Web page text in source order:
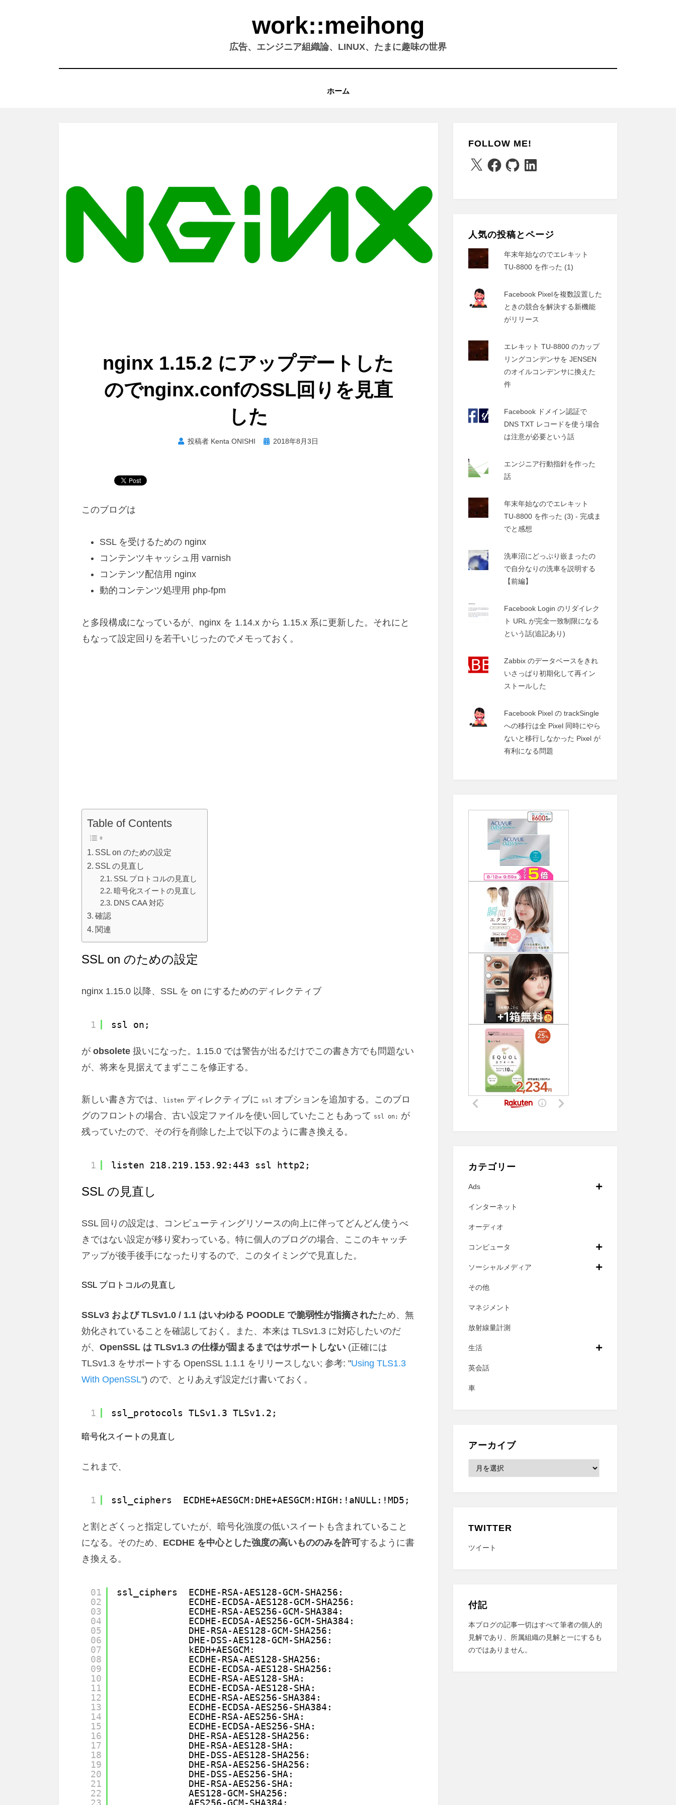
work::meihong
広告、エンジニア組織論、LINUX、たまに趣味の世界
ホーム
nginx 1.15.2 にアップデートした
のでnginx.confのSSL回りを見直
した
投稿者 Kenta ONISHI
投 2018年8月3日
このブログは
SSL を受けるための nginx
コンテンツキャッシュ用 varnish
コンテンツ配信用 nginx
動的コンテンツ処理用 php-fpm
と多段構成になっているが、nginx を 1.14.x から 1.15.x 系に更新した。それにと
もなって設定回りを若干いじったのでメモっておく。
Table of Contents
SSL on のための設定
SSL の見直し
SSL プロトコルの見直し
暗号化スイートの見直し
DNS CAA 対応
確認
関連
SSL on のための設定
nginx 1.15.0 以降、SSL を on にするためのディレクティブ
1 ssl on;
が obsolete 扱いになった。1.15.0 では警告が出るだけでこの書き方でも問題ない
が、将来を見据えてまずここを修正する。
新しい書き方では、 listen ディレクティブに ssl
オプションを追加する。このブロ
グのフロントの場合、古い設定ファイルを使い回していたこともあって ssl on; が
残っていたので、その行を削除した上で以下のように書き換える。
1 listen 218.219.153.92:443 ssl http2;
SSL の見直し
SSL 回りの設定は、コンピューティングリソースの向上に伴ってどんどん使うべ
きではない設定が移り変わっている。特に個人のブログの場合、ここのキャッチ
アップが後手後手になったりするので、このタイミングで見直した。
SSL プロトコルの見直し
SSLv3 および TLSv1.0 / 1.1 はいわゆる POODLE で脆弱性が指摘されたため、無
効化されていることを確認しておく。また、本来は TLSv1.3 に対応したいのだ
が、 OpenSSL は TLSv1.3 の仕様が固まるまではサポートしない (正確には
TLSv1.3 をサポートする OpenSSL 1.1.1 をリリースしない; 参考: "Using TLS1.3
With OpenSSL") ので、とりあえず設定だけ書いておく。
1 ssl_protocols TLSv1.3 TLSv1.2;
暗号化スイートの見直し
これまで、
1 ssl_ciphers  ECDHE+AESGCM:DHE+AESGCM:HIGH:!aNULL:!MD5;
と割とざくっと指定していたが、暗号化強度の低いスイートも含まれていること
になる。そのため、 ECDHE を中心とした強度の高いもののみを許可するように書
き換える。
01
02
03
04
05
06
07
08
09
10
11
12
13
14
15
16
17
18
19
20
21
22
23
ssl_ciphers  ECDHE-RSA-AES128-GCM-SHA256:
ECDHE-ECDSA-AES128-GCM-SHA256:
ECDHE-RSA-AES256-GCM-SHA384:
ECDHE-ECDSA-AES256-GCM-SHA384:
DHE-RSA-AES128-GCM-SHA256:
DHE-DSS-AES128-GCM-SHA256:
kEDH+AESGCM:
ECDHE-RSA-AES128-SHA256:
ECDHE-ECDSA-AES128-SHA256:
ECDHE-RSA-AES128-SHA:
ECDHE-ECDSA-AES128-SHA:
ECDHE-RSA-AES256-SHA384:
ECDHE-ECDSA-AES256-SHA384:
ECDHE-RSA-AES256-SHA:
ECDHE-ECDSA-AES256-SHA:
DHE-RSA-AES128-SHA256:
DHE-RSA-AES128-SHA:
DHE-DSS-AES128-SHA256:
DHE-RSA-AES256-SHA256:
DHE-DSS-AES256-SHA:
DHE-RSA-AES256-SHA:
AES128-GCM-SHA256:
AES256-GCM-SHA384:
FOLLOW ME!
X Facebook
GitHubLinkedIn
人気の投稿とページ
年末年始なのでエレキット
TU-8800 を作った (1)
Facebook Pixelを複数設置した
ときの競合を解決する新機能
がリリース
エレキット TU-8800 のカップ
リングコンデンサを JENSEN
のオイルコンデンサに換えた
件
Facebook ドメイン認証で
DNS TXT レコードを使う場合
は注意が必要という話
エンジニア行動指針を作った
話
年末年始なのでエレキット
TU-8800 を作った (3) - 完成ま
でと感想
洗車沼にどっぷり嵌まったの
で自分なりの洗車を説明する
【前編】
Facebook Login のリダイレク
ト URL が完全一致制限になる
という話(追記あり)
Zabbix のデータベースをきれ
いさっぱり初期化して再イン
ストールした
Facebook Pixel の trackSingle
への移行は全 Pixel 同時にやら
ないと移行しなかった Pixel が
有利になる問題
カテゴリー
Ads
インターネット
オーディオ
コンピュータ
ソーシャルメディア
その他
マネジメント
放射線量計測
生活
英会話
車
アーカイブ
ー
TWITTER
ツイート
付記
本ブログの記事一切はすべて筆者の個人的
見解であり、所属組織の見解と一にするも
のではありません。